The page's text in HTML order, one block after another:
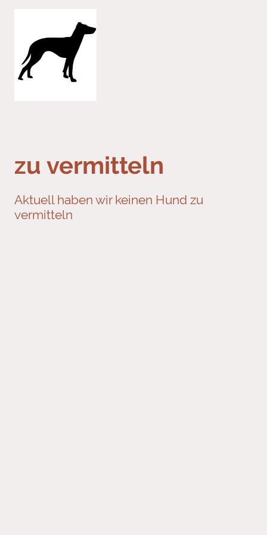
zu vermitteln
Aktuell haben wir keinen Hund zu
vermitteln